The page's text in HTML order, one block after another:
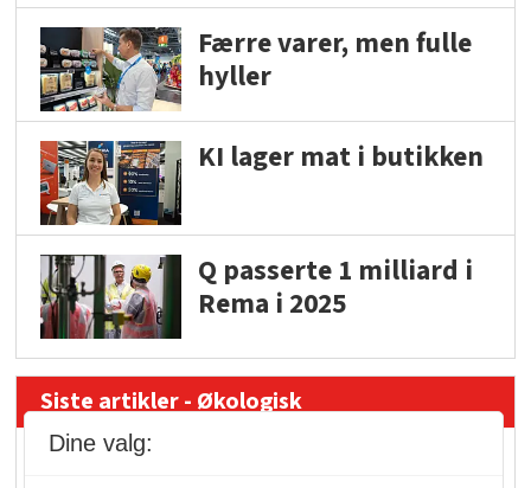
Færre varer, men fulle
hyller
KI lager mat i butikken
Q passerte 1 milliard i
Rema i 2025
Siste artikler - Økologisk
Dine valg: